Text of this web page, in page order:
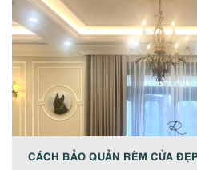
CÁCH BẢO QUẢN RÈM CỬA